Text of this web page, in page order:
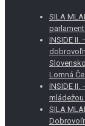
SILA
INSIDE
Lomná
INSIDE
mládežou
SILA